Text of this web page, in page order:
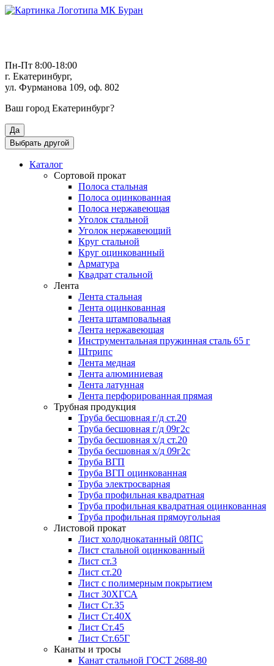
Пн-Пт 8:00-18:00
г. Екатеринбург,
ул. Фурманова 109, оф. 802
Ваш город Екатеринбург?
Да
Выбрать другой
Каталог
Сортовой прокат
Полоса стальная
Полоса оцинкованная
Полоса нержавеющая
Уголок стальной
Уголок нержавеющий
Круг стальной
Круг оцинкованный
Арматура
Квадрат стальной
Лента
Лента стальная
Лента оцинкованная
Лента штамповальная
Лента нержавеющая
Инструментальная пружинная сталь 65 г
Штрипс
Лента медная
Лента алюминиевая
Лента латунная
Лента перфорированная прямая
Трубная продукция
Труба бесшовная г/д ст.20
Труба бесшовная г/д 09г2с
Труба бесшовная х/д ст.20
Труба бесшовная х/д 09г2с
Труба ВГП
Труба ВГП оцинкованная
Труба электросварная
Труба профильная квадратная
Труба профильная квадратная оцинкованная
Труба профильная прямоугольная
Листовой прокат
Лист холоднокатанный 08ПС
Лист стальной оцинкованный
Лист ст.3
Лист ст.20
Лист с полимерным покрытием
Лист 30ХГСА
Лист Ст.35
Лист Ст.40Х
Лист Ст.45
Лист Ст.65Г
Канаты и тросы
Канат стальной ГОСТ 2688-80